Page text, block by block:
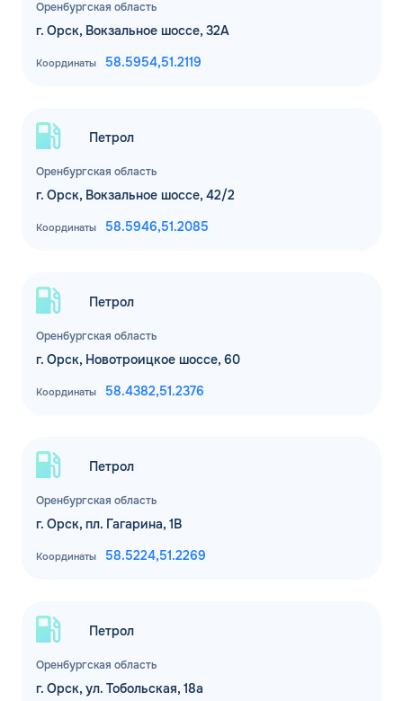
Оренбургская область
г. Орск, Вокзальное шоссе, 32А
Координаты 58.5954,51.2119
Оренбургская область
Петрол
г. Орск, Вокзальное шоссе, 42/2
Координаты 58.5946,51.2085
Оренбургская область
Петрол
г. Орск, Новотроицкое шоссе, 60
Координаты 58.4382,51.2376
Оренбургская область
Петрол
г. Орск, пл. Гагарина, 1В
Координаты 58.5224,51.2269
Оренбургская область
Петрол
г. Орск, ул. Тобольская, 18а
ОБРАТНЫЙ ЗВОНОК
Телефон*
Email*
Для юр. лиц и ИП
ДО
Спасибо! Ваша заявка принята.
Мы свяжемся с Вами в ближайшее